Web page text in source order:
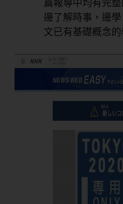
篇報導中均有完
邊了解時事，邊
文已有基礎概念的